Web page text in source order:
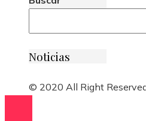
Noticias
© 2020 All Right